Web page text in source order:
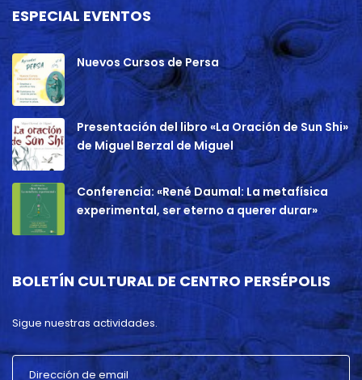
ESPECIAL EVENTOS
Nuevos Cursos de Persa
Presentación del libro «La Oración de Sun Shi»
de Miguel Berzal de Miguel
Conferencia: «René Daumal: La metafísica
experimental, ser eterno a querer durar»
BOLETÍN CULTURAL DE CENTRO PERSÉPOLIS
Sigue nuestras actividades.